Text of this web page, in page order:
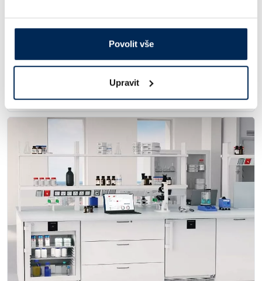
Povolit vše
Upravit
Novinky v našem sortimentu – červenec 2026
3.8.2026# Nový sortiment
Hlubokomrazicí boxy, testovací komory, rotátory,
fotky – tohle si nesmíte nechat ujít!